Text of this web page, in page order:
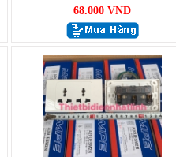
68.000 VND